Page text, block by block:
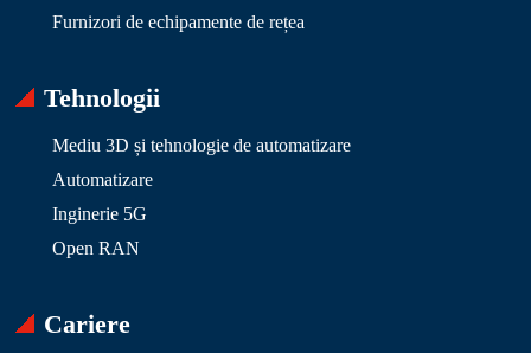
Furnizori de echipamente de rețea
Tehnologii
Mediu 3D și tehnologie de automatizare
Automatizare
Inginerie 5G
Open RAN
Cariere